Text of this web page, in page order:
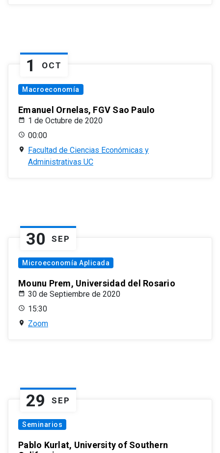
1 OCT
Macroeconomía
Emanuel Ornelas, FGV Sao Paulo
1 de Octubre de 2020
00:00
Facultad de Ciencias Económicas y
Administrativas UC
30 SEP
Microeconomía Aplicada
Mounu Prem, Universidad del Rosario
30 de Septiembre de 2020
15:30
Zoom
29 SEP
Seminarios
Pablo Kurlat, University of Southern